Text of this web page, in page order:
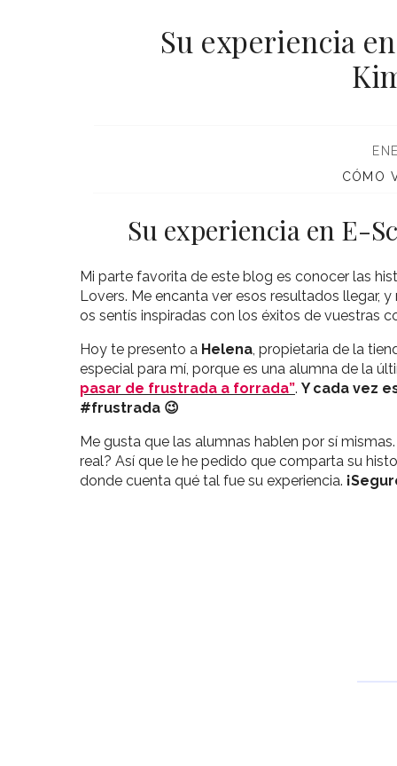
Su experiencia
Su experiencia en E-
Mi parte favorita de este blog es conocer las
Lovers. Me encanta ver esos resultados llegar,
os sentís inspiradas con los éxitos de vuestras
Hoy te presento a Helena, propietaria de la
especial para mí, porque es una alumna de la
pasar de frustrada a forrada”. Y cada vez
#frustrada 😉
Me gusta que las alumnas hablen por sí
real? Así que le he pedido que comparta su
donde cuenta qué tal fue su experiencia.
CÓMO